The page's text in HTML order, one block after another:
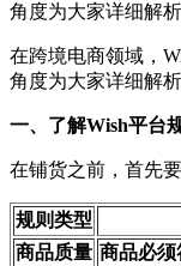
角度为大家详细解析
在跨境电商领域，
角度为大家详细解析
一、了解Wish平台
在铺货之前，首先
规则类型
商品质量 商品必须